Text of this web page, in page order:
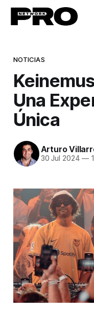
NOTICIAS
Una
Única
Arturo
30 Jul 2024 —1